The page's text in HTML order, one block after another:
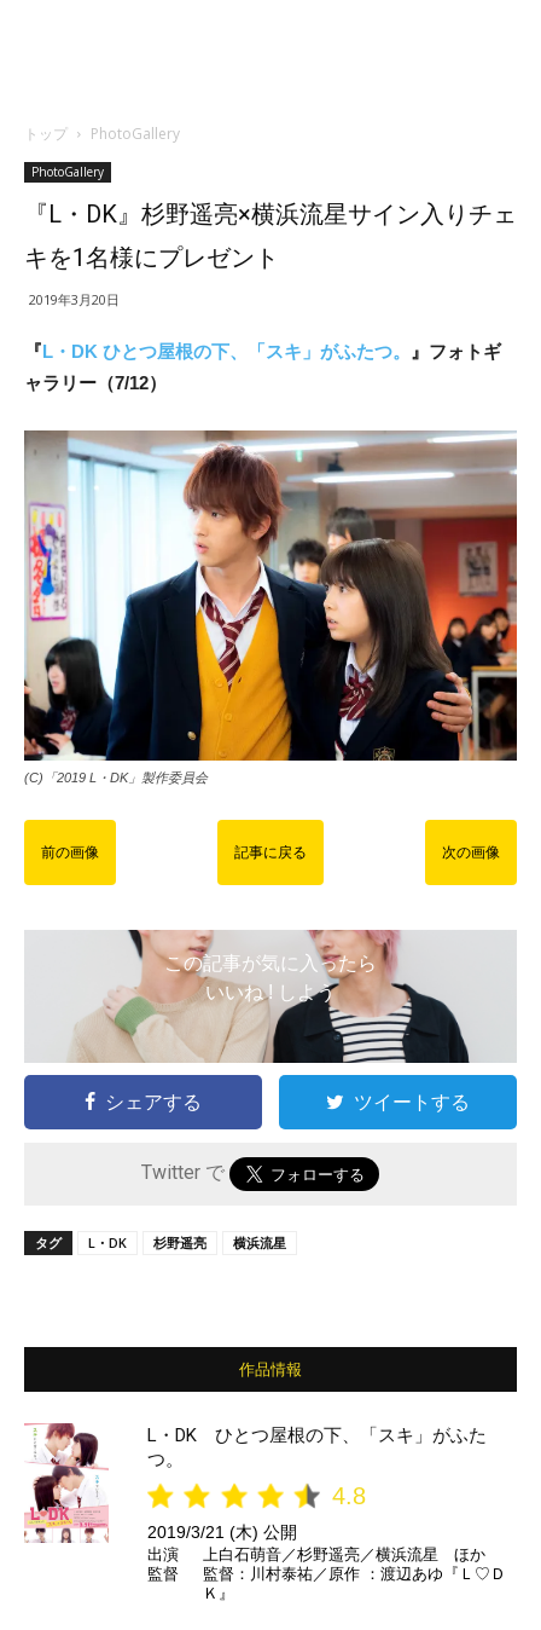
トップ PhotoGallery
PhotoGallery
『L・DK』杉野遥亮×横浜流星サイン入りチェ
キを1名様にプレゼント
2019年3月20日
『L・DK ひとつ屋根の下、「スキ」がふたつ。 』 フォトギ
ャラリー（7/12）
(C)「2019 L・DK」製作委員会
前の画像 記事に戻る 次の画像
この記事が気に入ったら
いいね ! しよう
シェアする ツイートする
Twitter で
タグ L・DK 杉野遥亮 横浜流星
作品情報
L・DK ひとつ屋根の下、「スキ」がふた
つ。
4.8
2019/3/21 (木) 公開
出演
上白石萌音／杉野遥亮／横浜流星 ほか
監督
監督：川村泰祐／原作 ：渡辺あゆ『Ｌ♡Ｄ
Ｋ』